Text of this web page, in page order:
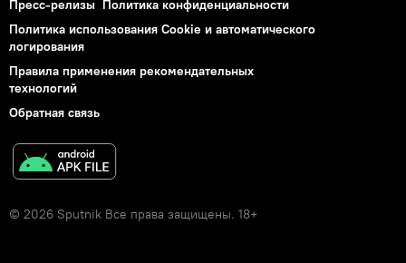
Пресс-релизы Политика конфиденциальности
Политика использования Cookie и автоматического
логирования
Правила применения рекомендательных
технологий
Обратная связь
© 2026 Sputnik Все права защищены. 18+